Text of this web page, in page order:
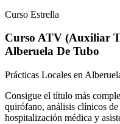
Curso Estrella
Curso ATV (Auxiliar
Alberuela De Tubo
Prácticas Locales en
Consigue el título más
quirófano, análisis clínicos
hospitalización médica y